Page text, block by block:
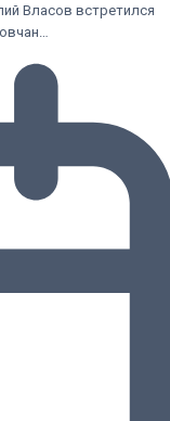
Власов встретился